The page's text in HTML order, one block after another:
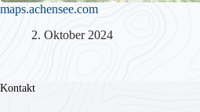
maps.achensee.com
2. Oktober 2024
Kontakt